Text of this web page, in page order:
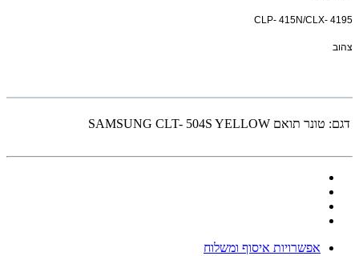
CLP- 415N/CLX- 4195
צהוב
דגם: טונר תואם SAMSUNG CLT- 504S YELLOW
אפשרויות איסוף ומשלוח